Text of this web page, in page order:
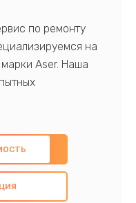
по ремонту
на
Aser. Наша
знаниями и
ремонт с
компонентов, а
всех
- предоставить